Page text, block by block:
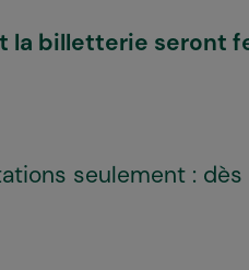
la billetterie seront
seulement :